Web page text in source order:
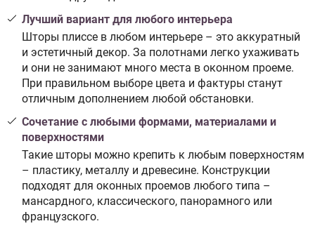
Лучший вариант для любого интерьера
Шторы плиссе в любом интерьере – это аккуратный
и эстетичный декор. За полотнами легко ухаживать
и они не занимают много места в оконном проеме.
При правильном выборе цвета и фактуры станут
отличным дополнением любой обстановки.
Сочетание с любыми формами, материалами и
поверхностями
Такие шторы можно крепить к любым поверхностям
– пластику, металлу и древесине. Конструкции
подходят для оконных проемов любого типа –
мансардного, классического, панорамного или
французского.